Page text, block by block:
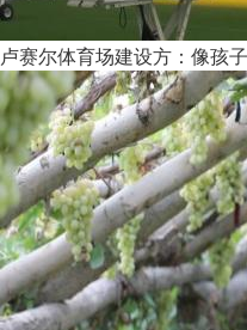
卢赛尔体育场建设方：像孩